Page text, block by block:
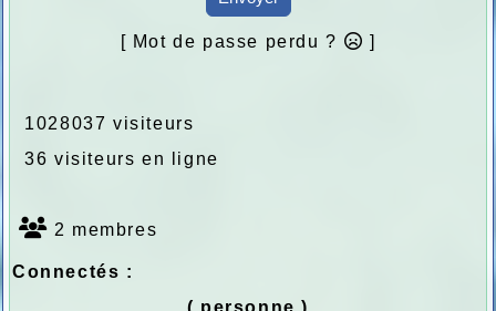
[ Mot de passe perdu ? ]
1028037 visiteurs
36 visiteurs en ligne
2 membres
Connectés :
( personne )